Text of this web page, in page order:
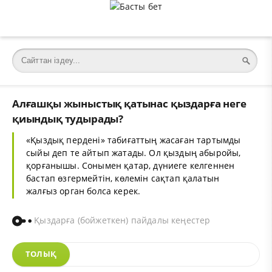
Алғашқы жыныстық қатынас қыздарға неге
қиындық тудырады?
«Қыздық пердені» табиғаттың жасаған тартымды
сыйы деп те айтып жатады. Ол қыздың абыройы,
қорғанышы. Сонымен қатар, дүниеге келгеннен
бастап өзгермейтін, көлемін сақтап қалатын
жалғыз орган болса керек.
Қыздарға (бойжеткен) пайдалы кеңестер
ТОЛЫҚ